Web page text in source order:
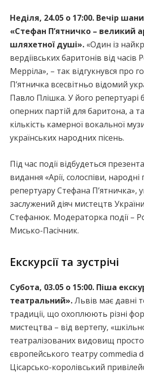
Неділя, 24.05 о 17:00. Вечір шани
«Стефан П’ятничко – великий
шляхетної душі». «Один із
вердіївських баритонів від часів
Мерріла», – так відгукнувся про
П’ятничка всесвітньо відомий
Павло Плішка. У його репертуарі
оперних партій для баритона, а
кількість камерної вокальної
українських народних пісень.
Під час події відбудеться
видання «Арії, солоспіви, народні
репертуару Стефана П’ятничка»,
заслужений діяч мистецтв
Стефанюк. Модераторка події –
Мисько-Пасічник.
Екскурсії та зустрічі
Субота, 03.05 о 15:00. Піша
театральний».Львів має давні
традиції, що охоплюють різні
мистецтва – від вертепу,
театралізованих видовищ
європейського театру commedia
Цісарсько-королівський